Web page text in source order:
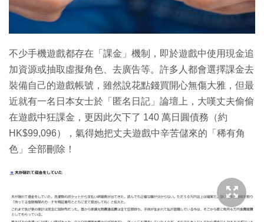
不少手機遊戲都存在「課金」機制，即於遊戲中使用現金追
加資源或抽取虛擬角色、去廣告等。許多人都會選擇課金去
裝備自己的遊戲帳號，雖然說花點錢買開心無傷大雅，但最
近就有一名日本女士於「匿名日記」論壇上，大嘆丈夫偷偷
在遊戲中狂課金，更因此欠下了 140 萬日圓債務（約
HK$99,096），氣得她把丈夫遊戲中辛苦儲來的「稀有角
色」全部刪除！